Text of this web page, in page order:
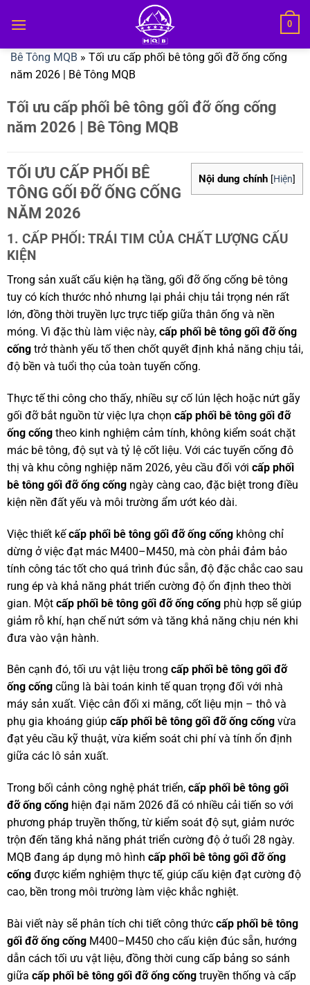
qua
dung
0
Bê Tông MQB » Tối ưu cấp phối bê tông gối đỡ ống cống
năm 2026 | Bê Tông MQB
Tối ưu cấp phối bê tông gối đỡ ống cống
năm 2026 | Bê Tông MQB
Nội dung chính [Hiện]
TỐI ƯU CẤP PHỐI BÊ
TÔNG GỐI ĐỠ ỐNG CỐNG
NĂM 2026
1. CẤP PHỐI: TRÁI TIM CỦA CHẤT LƯỢNG CẤU
KIỆN
Trong sản xuất cấu kiện hạ tầng, gối đỡ ống cống bê tông
tuy có kích thước nhỏ nhưng lại phải chịu tải trọng nén rất
lớn, đồng thời truyền lực trực tiếp giữa thân ống và nền
móng. Vì đặc thù làm việc này, cấp phối bê tông gối đỡ ống
cốngtrở thành yếu tố then chốt quyết định khả năng chịu tải,
độ bền và tuổi thọ của toàn tuyến cống.
Thực tế thi công cho thấy, nhiều sự cố lún lệch hoặc nứt gãy
gối đỡ bắt nguồn từ việc lựa chọn cấp phối bê tông gối đỡ
ống cốngtheo kinh nghiệm cảm tính, không kiểm soát chặt
mác bê tông, độ sụt và tỷ lệ cốt liệu. Với các tuyến cống đô
thị và khu công nghiệp năm 2026, yêu cầu đối với cấp phối
bê tông gối đỡ ống cốngngày càng cao, đặc biệt trong điều
kiện nền đất yếu và môi trường ẩm ướt kéo dài.
Việc thiết kếcấp phối bê tông gối đỡ ống cốngkhông chỉ
dừng ở việc đạt mác M400–M450, mà còn phải đảm bảo
tính công tác tốt cho quá trình đúc sẵn, độ đặc chắc cao sau
rung ép và khả năng phát triển cường độ ổn định theo thời
gian. Một cấp phối bê tông gối đỡ ống cốngphù hợp sẽ giúp
giảm rỗ khí, hạn chế nứt sớm và tăng khả năng chịu nén khi
đưa vào vận hành.
Bên cạnh đó, tối ưu vật liệu trong cấp phối bê tông gối đỡ
ống cốngcũng là bài toán kinh tế quan trọng đối với nhà
máy sản xuất. Việc cân đối xi măng, cốt liệu mịn – thô và
phụ gia khoáng giúp cấp phối bê tông gối đỡ ống cốngvừa
đạt yêu cầu kỹ thuật, vừa kiểm soát chi phí và tính ổn định
giữa các lô sản xuất.
Trong bối cảnh công nghệ phát triển, cấp phối bê tông gối
đỡ ống cốnghiện đại năm 2026 đã có nhiều cải tiến so với
phương pháp truyền thống, từ kiểm soát độ sụt, giảm nước
trộn đến tăng khả năng phát triển cường độ ở tuổi 28 ngày.
MQB đang áp dụng mô hình cấp phối bê tông gối đỡ ống
cốngđược kiểm nghiệm thực tế, giúp cấu kiện đạt cường độ
cao, bền trong môi trường làm việc khắc nghiệt.
Bài viết này sẽ phân tích chi tiết công thức cấp phối bê tông
gối đỡ ống cốngM400–M450 cho cấu kiện đúc sẵn, hướng
dẫn cách tối ưu vật liệu, đồng thời cung cấp bảng so sánh
giữa cấp phối bê tông gối đỡ ống cốngtruyền thống và cấp